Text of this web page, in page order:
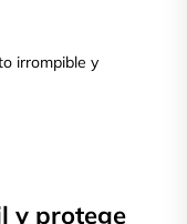
irrompible y
y protege